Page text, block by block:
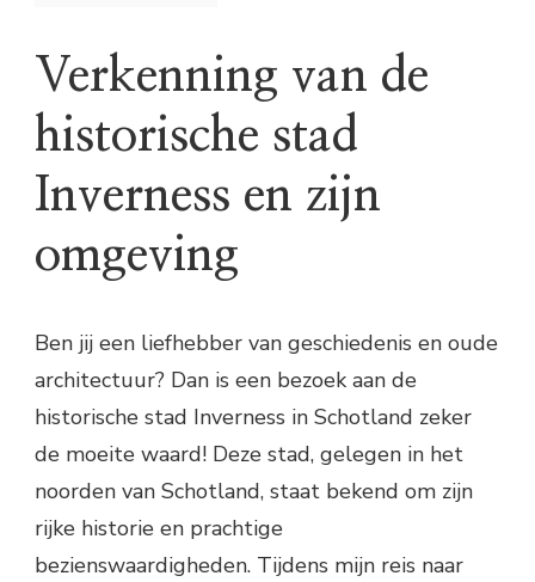
Verkenning van de
historische stad
Inverness en zijn
omgeving
Ben jij een liefhebber van geschiedenis en oude
architectuur? Dan is een bezoek aan de
historische stad Inverness in Schotland zeker
de moeite waard! Deze stad, gelegen in het
noorden van Schotland, staat bekend om zijn
rijke historie en prachtige
bezienswaardigheden. Tijdens mijn reis naar